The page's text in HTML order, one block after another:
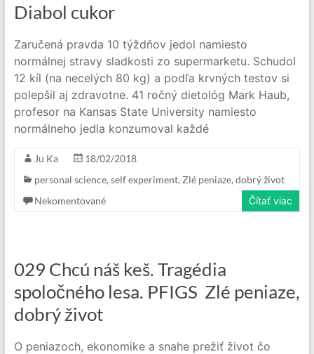
Diabol cukor
Zaručená pravda 10 týždňov jedol namiesto
normálnej stravy sladkosti zo supermarketu. Schudol
12 kíl (na necelých 80 kg) a podľa krvných testov si
polepšil aj zdravotne. 41 ročný dietológ Mark Haub,
profesor na Kansas State University namiesto
normálneho jedla konzumoval každé
Ju Ka
18/02/2018
personal science, self experiment, Zlé peniaze, dobrý život
Nekomentované
Čítať viac
029 Chcú náš keš. Tragédia
spoločného lesa. PFIGS Zlé peniaze,
dobrý život
O peniazoch, ekonomike a snahe prežiť život čo